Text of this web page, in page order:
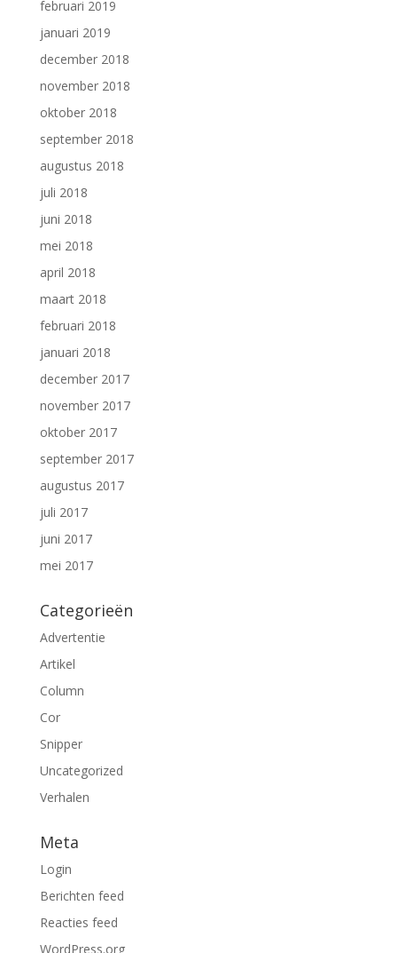
februari 2019
januari 2019
december 2018
november 2018
oktober 2018
september 2018
augustus 2018
juli 2018
juni 2018
mei 2018
april 2018
maart 2018
februari 2018
januari 2018
december 2017
november 2017
oktober 2017
september 2017
augustus 2017
juli 2017
juni 2017
mei 2017
Categorieën
Advertentie
Artikel
Column
Cor
Snipper
Uncategorized
Verhalen
Meta
Login
Berichten feed
Reacties feed
WordPress.org